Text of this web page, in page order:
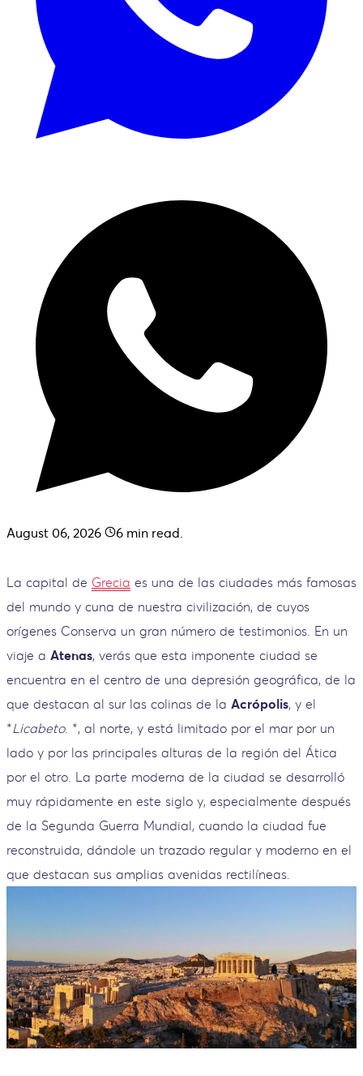
August 06, 2026 6 min read.
La capital de Grecia es una de las ciudades más famosas
del mundo y cuna de nuestra civilización, de cuyos
orígenes Conserva un gran número de testimonios. En un
viaje a Atenas, verás que esta imponente ciudad se
encuentra en el centro de una depresión geográfica, de la
que destacan al sur las colinas de la Acrópolis, y el
*Licabeto. *, al norte, y está limitado por el mar por un
lado y por las principales alturas de la región del Ática
por el otro. La parte moderna de la ciudad se desarrolló
muy rápidamente en este siglo y, especialmente después
de la Segunda Guerra Mundial, cuando la ciudad fue
reconstruida, dándole un trazado regular y moderno en el
que destacan sus amplias avenidas rectilíneas.